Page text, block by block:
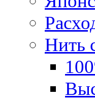
Нить